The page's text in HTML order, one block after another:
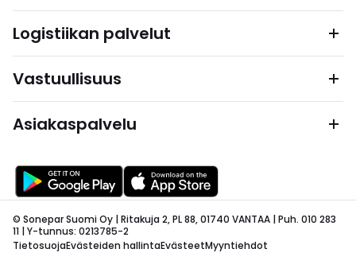
Logistiikan palvelut
Vastuullisuus
Asiakaspalvelu
© Sonepar Suomi Oy | Ritakuja 2, PL 88, 01740 VANTAA | Puh. 010 283
11 | Y-tunnus: 0213785-2
TietosuojaEvästeiden hallintaEvästeetMyyntiehdot